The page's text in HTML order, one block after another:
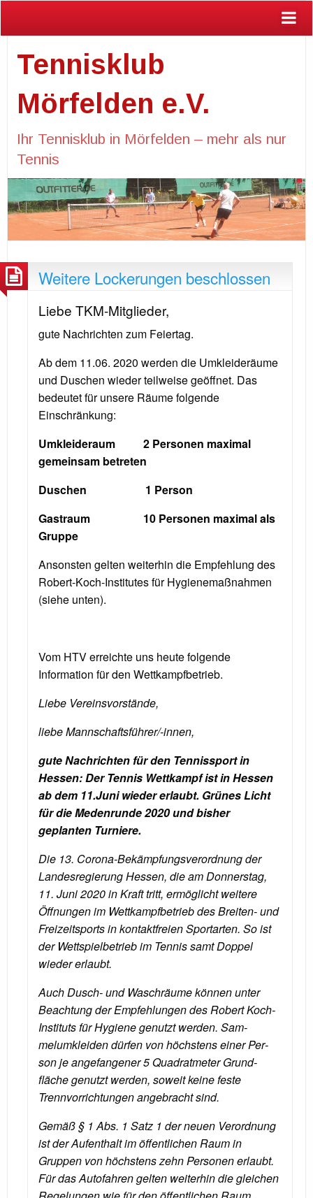
Tennisklub
Mörfelden e.V.
Ihr Tennisklub in Mörfelden – mehr als nur
Tennis
Weitere Lockerungen beschlossen
Liebe TKM-Mitglieder,
gute Nachrichten zum Feiertag.
Ab dem 11.06. 2020 werden die Umkleideräume
und Duschen wieder teilweise geöffnet. Das
bedeutet für unsere Räume folgende
Einschränkung:
Umkleideraum 2 Personen maximal
gemeinsam betreten
Duschen 1 Person
Gastraum 10 Personen maximal als
Gruppe
Ansonsten gelten weiterhin die Empfehlung des
Robert-Koch-Institutes für Hygienemaßnahmen
(siehe unten).
Vom HTV erreichte uns heute folgende
Information für den Wettkampfbetrieb.
Liebe Vereinsvorstände,
liebe Mannschaftsführer/-innen,
gute Nachrichten für den Tennissport in
Hessen: Der Tennis Wettkampf ist in Hessen
ab dem 11.Juni wieder erlaubt. Grünes Licht
für die Medenrunde 2020 und bisher
geplanten Turniere.
Die 13. Corona-Bekämpfungsverordnung der
Landesregierung Hessen, die am Donnerstag,
11. Juni 2020 in Kraft tritt, ermöglicht weitere
Öffnungen im Wettkampfbetrieb des Breiten- und
Freizeitsports in kontaktfreien Sportarten. So ist
der Wettspielbetrieb im Tennis samt Doppel
wieder erlaubt.
Auch Dusch- und Waschräume können unter
Beach­tung der Empfehlun­gen des Robert Koch­
Instituts für Hygiene genutzt werden. Sam­
melumkleiden dürfen von höchstens einer Per­
son je angefangener 5 Quadratmeter Grund­
fläche genutzt wer­den, soweit keine fes­te
Trennvorrichtungen angebracht sind.
Gemäß § 1 Abs. 1 Satz 1 der neuen Verordnung
ist der Aufenthalt im öffentlichen Raum in
Gruppen von höchstens zehn Personen erlaubt.
Für das Autofahren gelten weiterhin die gleichen